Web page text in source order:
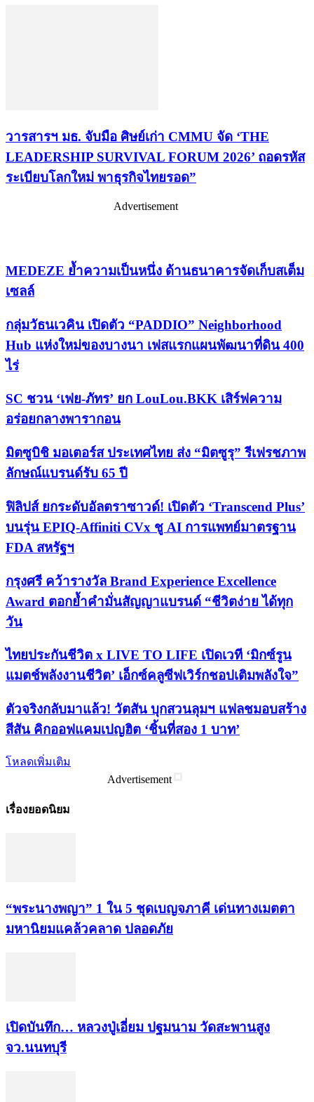
วารสารฯ มธ. จับมือ ศิษย์เก่า CMMU จัด ‘THE
LEADERSHIP SURVIVAL FORUM 2026’ ถอดรหัส
ระเบียบโลกใหม่ พาธุรกิจไทยรอด”
Advertisement
MEDEZE ย้ำความเป็นหนึ่ง ด้านธนาคารจัดเก็บสเต็ม
เซลล์
กลุ่มวัธนเวคิน เปิดตัว “PADDIO” Neighborhood
Hub แห่งใหม่ของบางนา เฟสแรกแผนพัฒนาที่ดิน 400
ไร่
SC ชวน ‘เฟย-ภัทร’ ยก LouLou.BKK เสิร์ฟความ
อร่อยกลางพารากอน
มิตซูบิชิ มอเตอร์ส ประเทศไทย ส่ง “มิตซูรุ” รีเฟรชภาพ
ลักษณ์แบรนด์รับ 65 ปี
ฟิลิปส์ ยกระดับอัลตราซาวด์! เปิดตัว ‘Transcend Plus’
บนรุ่น EPIQ-Affiniti CVx ชู AI การแพทย์มาตรฐาน
FDA สหรัฐฯ
กรุงศรี คว้ารางวัล Brand Experience Excellence
Award ตอกย้ำคำมั่นสัญญาแบรนด์ “ชีวิตง่าย ได้ทุก
วัน
ไทยประกันชีวิต x LIVE TO LIFE เปิดเวที ‘มิกซ์รูน
แมตช์พลังงานชีวิต’ เอ็กซ์คลูซีฟเวิร์กชอปเติมพลังใจ”
ตัวจริงกลับมาแล้ว! วัตสัน บุกสวนลุมฯ แฟลชมอบสร้าง
สีสัน คิกออฟแคมเปญฮิต ‘ชิ้นที่สอง 1 บาท’
โหลดเพิ่มเติม
Advertisement
เรื่องยอดนิยม
“พระ​นาง​พญา” 1 ใน 5​ ชุดเบญจ​ภาคี​ เด่นทางเมตตา​
มหา​นิยม​แคล้วคลาด​ ปลอดภัย​
เปิดบันทึก… หลวงปู่เอี่ยม ​ปฐม​นาม​ วัดสะพานสูง​
จว.นนทบุรี